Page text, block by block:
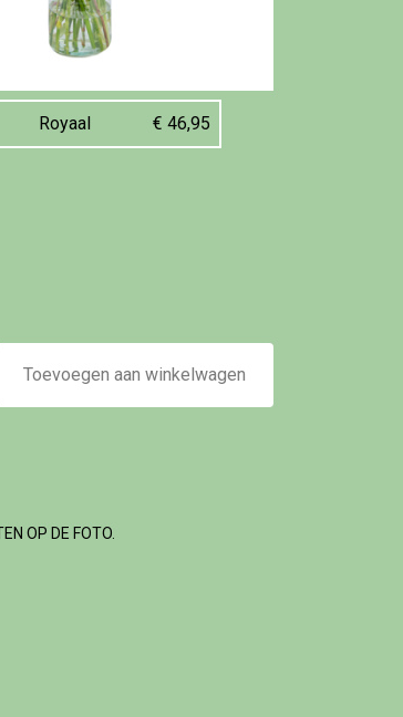
Royaal € 46,95
Toevoegen aan winkelwagen
OP DE FOTO.